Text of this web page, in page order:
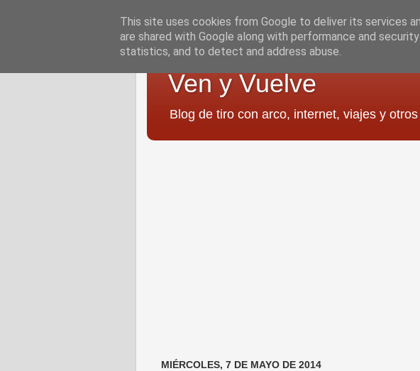
Ven y Vuelve
Blog de tiro con arco, internet, viajes y
MIÉRCOLES, 7 DE MAYO DE 2014
This site uses cookies from Google to deliver its services
are shared with Google along with performance and
statistics, and to detect and address abuse.